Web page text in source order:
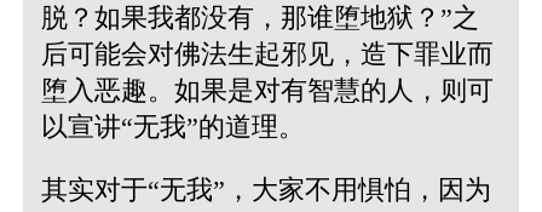
脱？如果我都没有，那谁堕地狱？”之
后可能会对佛法生起邪见，造下罪业而
堕入恶趣。如果是对有智慧的人，则可
以宣讲“无我”的道理。
其实对于“无我”，大家不用惧怕，因为